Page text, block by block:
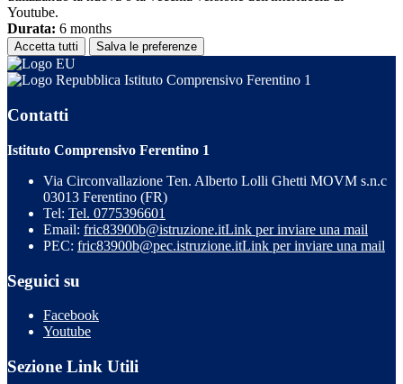
Youtube.
Durata: 6 months
Accetta tutti Salva le preferenze
Istituto Comprensivo Ferentino 1
Contatti
Istituto Comprensivo Ferentino 1
Via Circonvallazione Ten. Alberto Lolli Ghetti MOVM s.n.c
03013 Ferentino (FR)
Tel: Tel. 0775396601
Email: fric83900b@istruzione.itLink per inviare una mail
PEC: fric83900b@pec.istruzione.itLink per inviare una mail
Seguici su
Facebook
Youtube
Sezione Link Utili